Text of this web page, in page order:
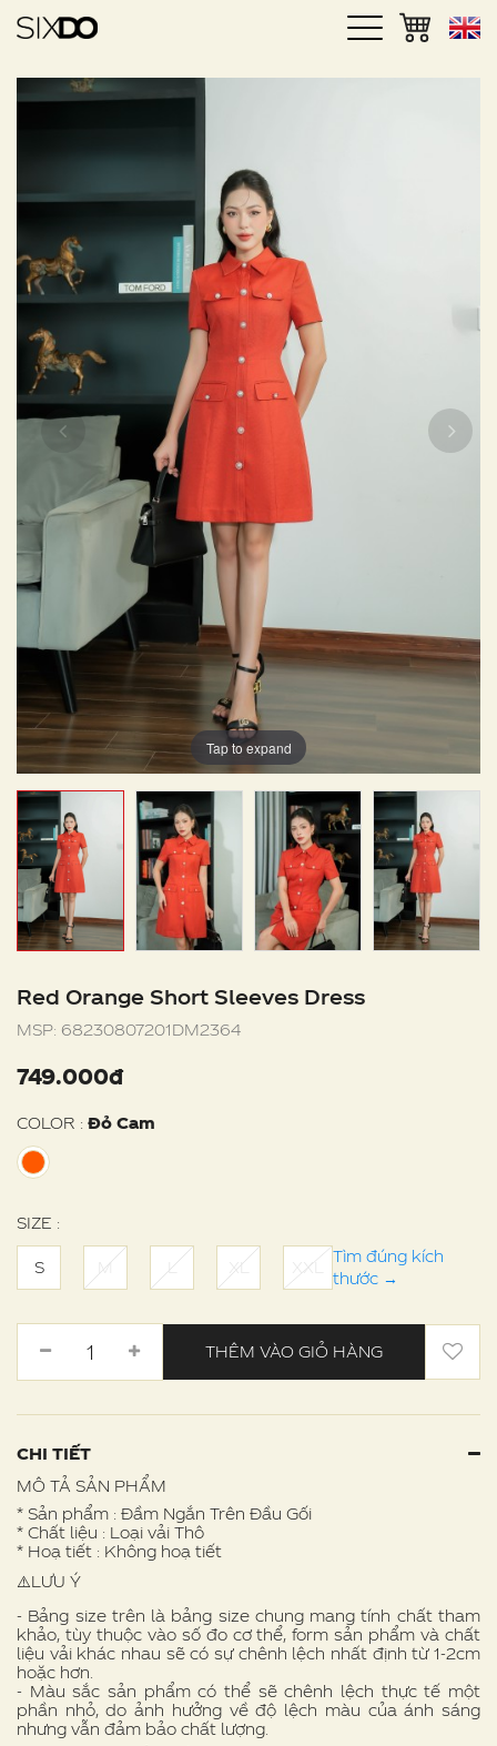
Tap to expand
Red Orange Short Sleeves Dress
MSP: 68230807201DM2364
749.000đ
COLOR : Đỏ Cam
SIZE :
S M L XL
Tìm đúng kích
thước →
THÊM VÀO GIỎ HÀNG
CHI TIẾT
MÔ TẢ SẢN PHẨM
* Sản phẩm : Đầm Ngắn Trên Đầu Gối
* Chất liệu : Loại vải Thô
* Hoạ tiết : Không hoạ tiết
⚠️LƯU Ý
- Bảng size trên là bảng size chung mang tính chất tham
khảo, tùy thuộc vào số đo cơ thể, form sản phẩm và chất
liệu vải khác nhau sẽ có sự chênh lệch nhất định từ 1-2cm
hoặc hơn.
- Màu sắc sản phẩm có thể sẽ chênh lệch thực tế một
phần nhỏ, do ảnh hưởng về độ lệch màu của ánh sáng
nhưng vẫn đảm bảo chất lượng.